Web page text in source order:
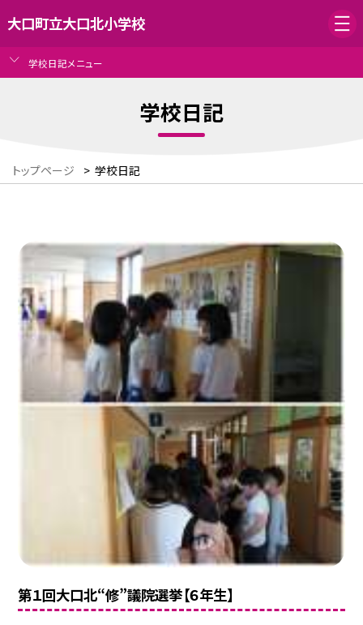
大口町立大口北小学校
学校日記メニュー
学校日記
トップページ > 学校日記
第１回大口北“修”議院選挙【６年生】